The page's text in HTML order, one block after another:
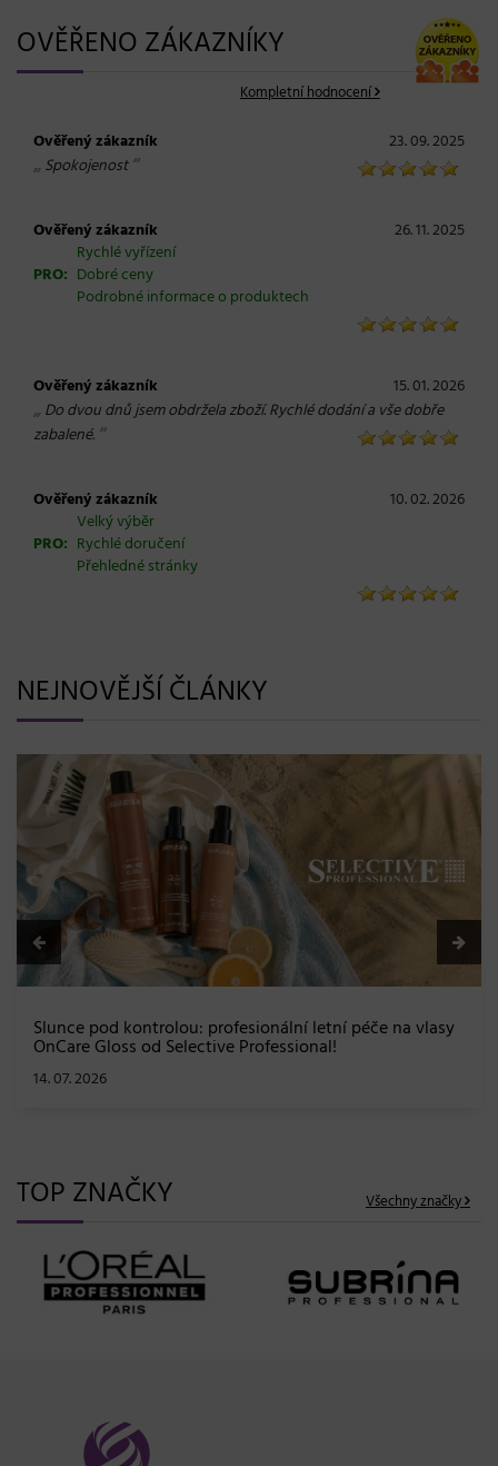
OVĚŘENO ZÁKAZNÍKY
Kompletní hodnocení
Ověřený zákazník 23. 09. 2025
„ Spokojenost“
Ověřený zákazník
26. 11. 2025
PRO:
Rychlé vyřízení
Dobré ceny
Podrobné informace o produktech
Ověřený zákazník 15. 01. 2026
„ Do dvou dnů jsem obdržela zboží. Rychlé dodání a vše dobře
zabalené. “
Ověřený zákazník
10. 02. 2026
PRO:
Velký výběr
Rychlé doručení
Přehledné stránky
NEJNOVĚJŠÍ ČLÁNKY
profesionální letní péče na vlasy
Professional!
TOP ZNAČKY Všechny značky